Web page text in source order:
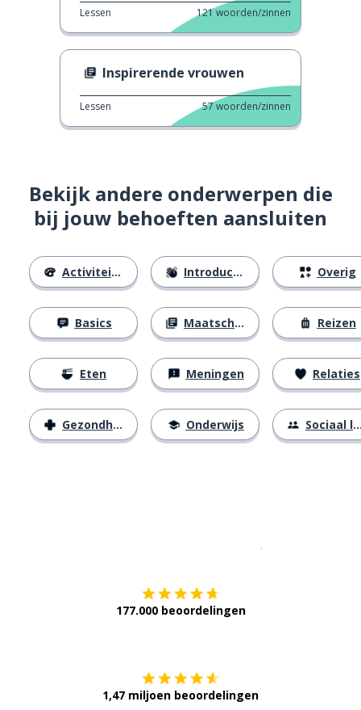
Lessen 121woorden/zinnen
Inspirerende vrouwen
Lessen 57woorden/zinnen
Bekijk andere onderwerpen die
bij jouw behoeften aansluiten
Activiteiten
Basics
Eten
Gezondheid
Introducties
Maatschappij
Meningen
Onderwijs
Overig
Reizen
Relaties
Sociaal leven
177.000 beoordelingen
1,47 miljoen beoordelingen